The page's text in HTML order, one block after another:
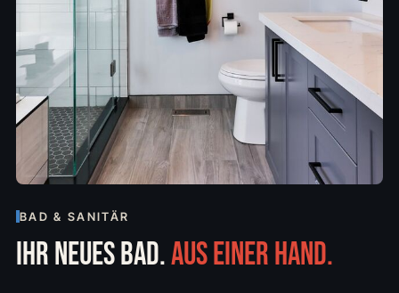
BAD & SANITÄR
IHR NEUES BAD.AUS EINER HAND.